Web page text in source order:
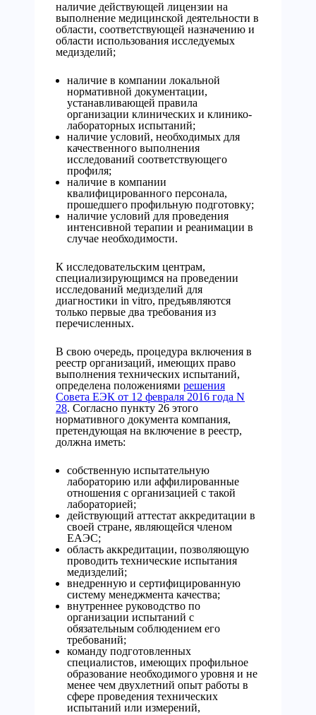
наличие действующей лицензии на
выполнение медицинской деятельности в
области, соответствующей назначению и
области использования исследуемых
медизделий;
наличие в компании локальной
нормативной документации,
устанавливающей правила
организации клинических и клинико-
лабораторных испытаний;
наличие условий, необходимых для
качественного выполнения
исследований соответствующего
профиля;
наличие в компании
квалифицированного персонала,
прошедшего профильную подготовку;
наличие условий для проведения
интенсивной терапии и реанимации в
случае необходимости.
К исследовательским центрам,
специализирующимся на проведении
исследований медизделий для
диагностики in vitro, предъявляются
только первые два требования из
перечисленных.
В свою очередь, процедура включения в
реестр организаций, имеющих право
выполнения технических испытаний,
определена положениями решения
Совета ЕЭК от 12 февраля 2016 года N
28. Согласно пункту 26 этого
нормативного документа компания,
претендующая на включение в реестр,
должна иметь:
собственную испытательную
лабораторию или аффилированные
отношения с организацией с такой
лабораторией;
действующий аттестат аккредитации в
своей стране, являющейся членом
ЕАЭС;
область аккредитации, позволяющую
проводить технические испытания
медизделий;
внедренную и сертифицированную
систему менеджмента качества;
внутреннее руководство по
организации испытаний с
обязательным соблюдением его
требований;
команду подготовленных
специалистов, имеющих профильное
образование необходимого уровня и не
менее чем двухлетний опыт работы в
сфере проведения технических
испытаний или измерений,